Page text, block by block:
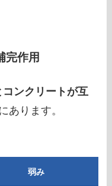
完作用
コンクリートが互
あります。
弱み